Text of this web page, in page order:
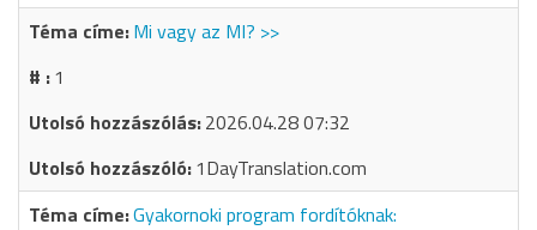
Mi vagy az MI? >>
1
2026.04.28 07:32
1DayTranslation.com
Gyakornoki program fordítóknak: